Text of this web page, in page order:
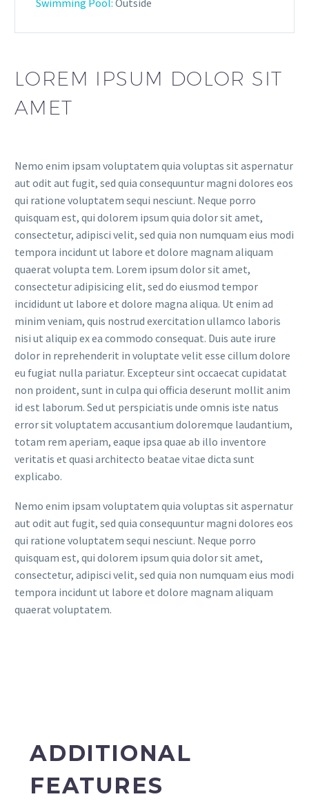
LOREM IPSUM DOLOR SIT
AMET
Nemo enim ipsam voluptatem quia voluptas sit aspernatur
aut odit aut fugit, sed quia consequuntur magni dolores eos
qui ratione voluptatem sequi nesciunt. Neque porro
quisquam est, qui dolorem ipsum quia dolor sit amet,
consectetur, adipisci velit, sed quia non numquam eius modi
tempora incidunt ut labore et dolore magnam aliquam
quaerat volupta tem. Lorem ipsum dolor sit amet,
consectetur adipisicing elit, sed do eiusmod tempor
incididunt ut labore et dolore magna aliqua. Ut enim ad
minim veniam, quis nostrud exercitation ullamco laboris
nisi ut aliquip ex ea commodo consequat. Duis aute irure
dolor in reprehenderit in voluptate velit esse cillum dolore
eu fugiat nulla pariatur. Excepteur sint occaecat cupidatat
non proident, sunt in culpa qui officia deserunt mollit anim
id est laborum. Sed ut perspiciatis unde omnis iste natus
error sit voluptatem accusantium doloremque laudantium,
totam rem aperiam, eaque ipsa quae ab illo inventore
veritatis et quasi architecto beatae vitae dicta sunt
explicabo.
Nemo enim ipsam voluptatem quia voluptas sit aspernatur
aut odit aut fugit, sed quia consequuntur magni dolores eos
qui ratione voluptatem sequi nesciunt. Neque porro
quisquam est, qui dolorem ipsum quia dolor sit amet,
consectetur, adipisci velit, sed quia non numquam eius modi
tempora incidunt ut labore et dolore magnam aliquam
quaerat voluptatem.
ADDITIONAL
FEATURES